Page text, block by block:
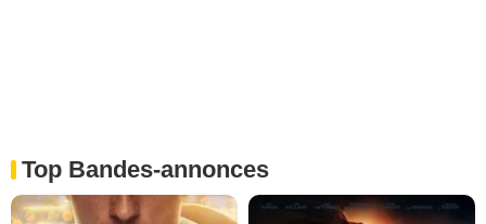
Top Bandes-annonces